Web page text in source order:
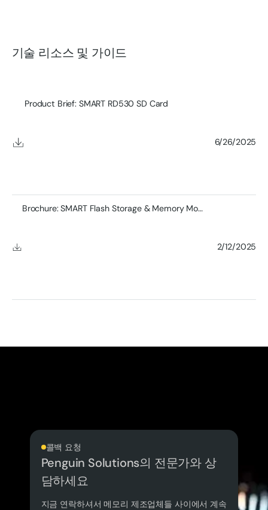
기술 리소스 및 가이드
Product Brief: SMART RD530 SD Card
6/26/2025
Brochure: SMART Flash Storage & Memory Module Product
2/12/2025
콜백 요청
Penguin Solutions의 전문가와 상
담하세요
지금 연락하셔서 메모리 제조업체들 사이에서 계속